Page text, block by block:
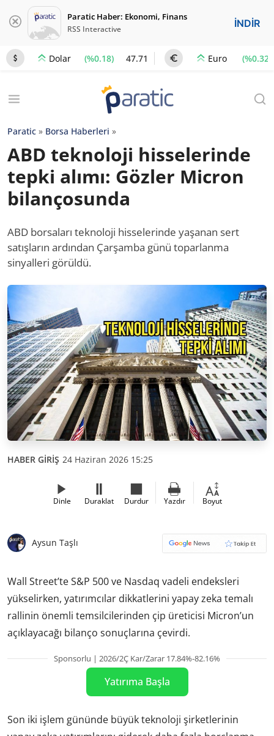
Paratic Haber: Ekonomi, Finans
RSS Interactive İNDİR
Dolar (%0.18) 47.71 Euro (%0.32)
Paratic » Borsa Haberleri »
ABD teknoloji hisselerinde
tepki alımı: Gözler Micron
bilançosunda
ABD borsaları teknoloji hisselerinde yaşanan sert
satışların ardından Çarşamba günü toparlanma
sinyalleri görüldü.
HABER GİRİŞ 24 Haziran 2026 15:25
Dinle Duraklat Durdur Yazdır Boyut
Aysun Taşlı
Wall Street’te S&P 500 ve Nasdaq vadeli endeksleri
yükselirken, yatırımcılar dikkatlerini yapay zeka temalı
rallinin önemli temsilcilerinden çip üreticisi Micron’un
açıklayacağı bilanço sonuçlarına çevirdi.
Sponsorlu | 2026/2Ç Kar/Zarar 17.84%-82.16%
Yatırıma Başla
Son iki işlem gününde büyük teknoloji şirketlerinin